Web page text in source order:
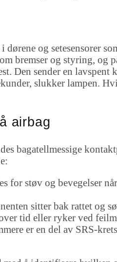
og setesensorer
bremser og styring, og
Den sender en
slukker lampen.
airbag
bagatellmessige
for støv og bevegelser
sitter bak rattet og
tid eller ryker ved
er en del av SRS-